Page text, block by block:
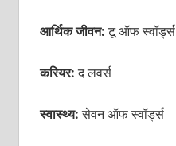
आर्थिक जीवन:टू ऑफ स्‍वॉर्ड्स
करियर:द लवर्स
स्वास्थ्य:सेवन ऑफ स्‍वॉर्ड्स